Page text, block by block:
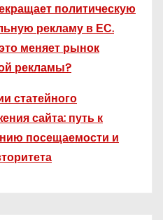
политическую
рекламу в ЕС.
меняет рынок
рекламы?
статейного
сайта: путь к
посещаемости и